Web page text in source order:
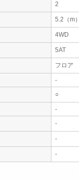
2
5.2（m）
4WD
5AT
フロア
-
○
-
-
-
-